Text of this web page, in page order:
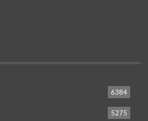
6384
5275